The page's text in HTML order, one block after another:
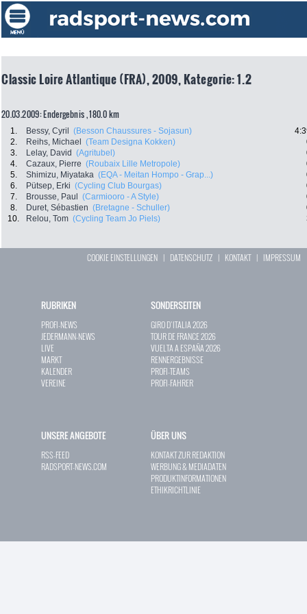
Classic Loire Atlantique (FRA), 2009, Kategorie: 1.2
20.03.2009: Endergebnis , 180.0 km
1. Bessy, Cyril (Besson Chaussures - Sojasun)
2.
Reihs, Michael (Team Designa Kokken)
3.
Lelay, David (Agritubel)
4.
Cazaux, Pierre (Roubaix Lille Metropole)
5.
Shimizu, Miyataka (EQA - Meitan Hompo - Grap...)
6.
Pütsep, Erki (Cycling Club Bourgas)
7.
Brousse, Paul (Carmiooro - A Style)
8.
Duret, Sébastien (Bretagne - Schuller)
10.
Relou, Tom (Cycling Team Jo Piels)
COOKIE EINSTELLUNGEN | DATENSCHUTZ | KONTAKT| IMPRESSUM
RUBRIKEN
PROFI-NEWS
JEDERMANN-NEWS
LIVE
MARKT
KALENDER
VEREINE
SONDERSEITEN
GIRO D`ITALIA 2026
TOUR DE FRANCE 2026
VUELTA A ESPAÑA 2026
RENNERGEBNISSE
PROFI-TEAMS
PROFI-FAHRER
UNSERE ANGEBOTE
RSS-FEED
RADSPORT-NEWS.COM
ÜBER UNS
KONTAKT ZUR REDAKTION
WERBUNG & MEDIADATEN
PRODUKTINFORMATIONEN
ETHIKRICHTLINIE